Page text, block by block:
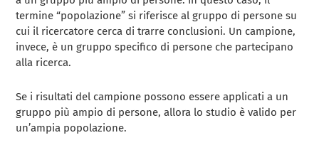
termine “popolazione” si riferisce al gruppo di persone su
cui il ricercatore cerca di trarre conclusioni. Un campione,
invece, è un gruppo specifico di persone che partecipano
alla ricerca.
Se i risultati del campione possono essere applicati a un
gruppo più ampio di persone, allora lo studio è valido per
un’ampia popolazione.